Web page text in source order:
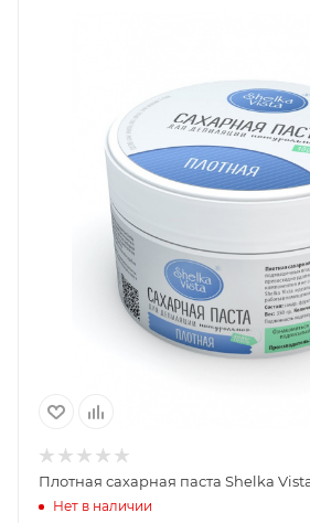
Плотная сахарная паста Shelka
Нет в наличии